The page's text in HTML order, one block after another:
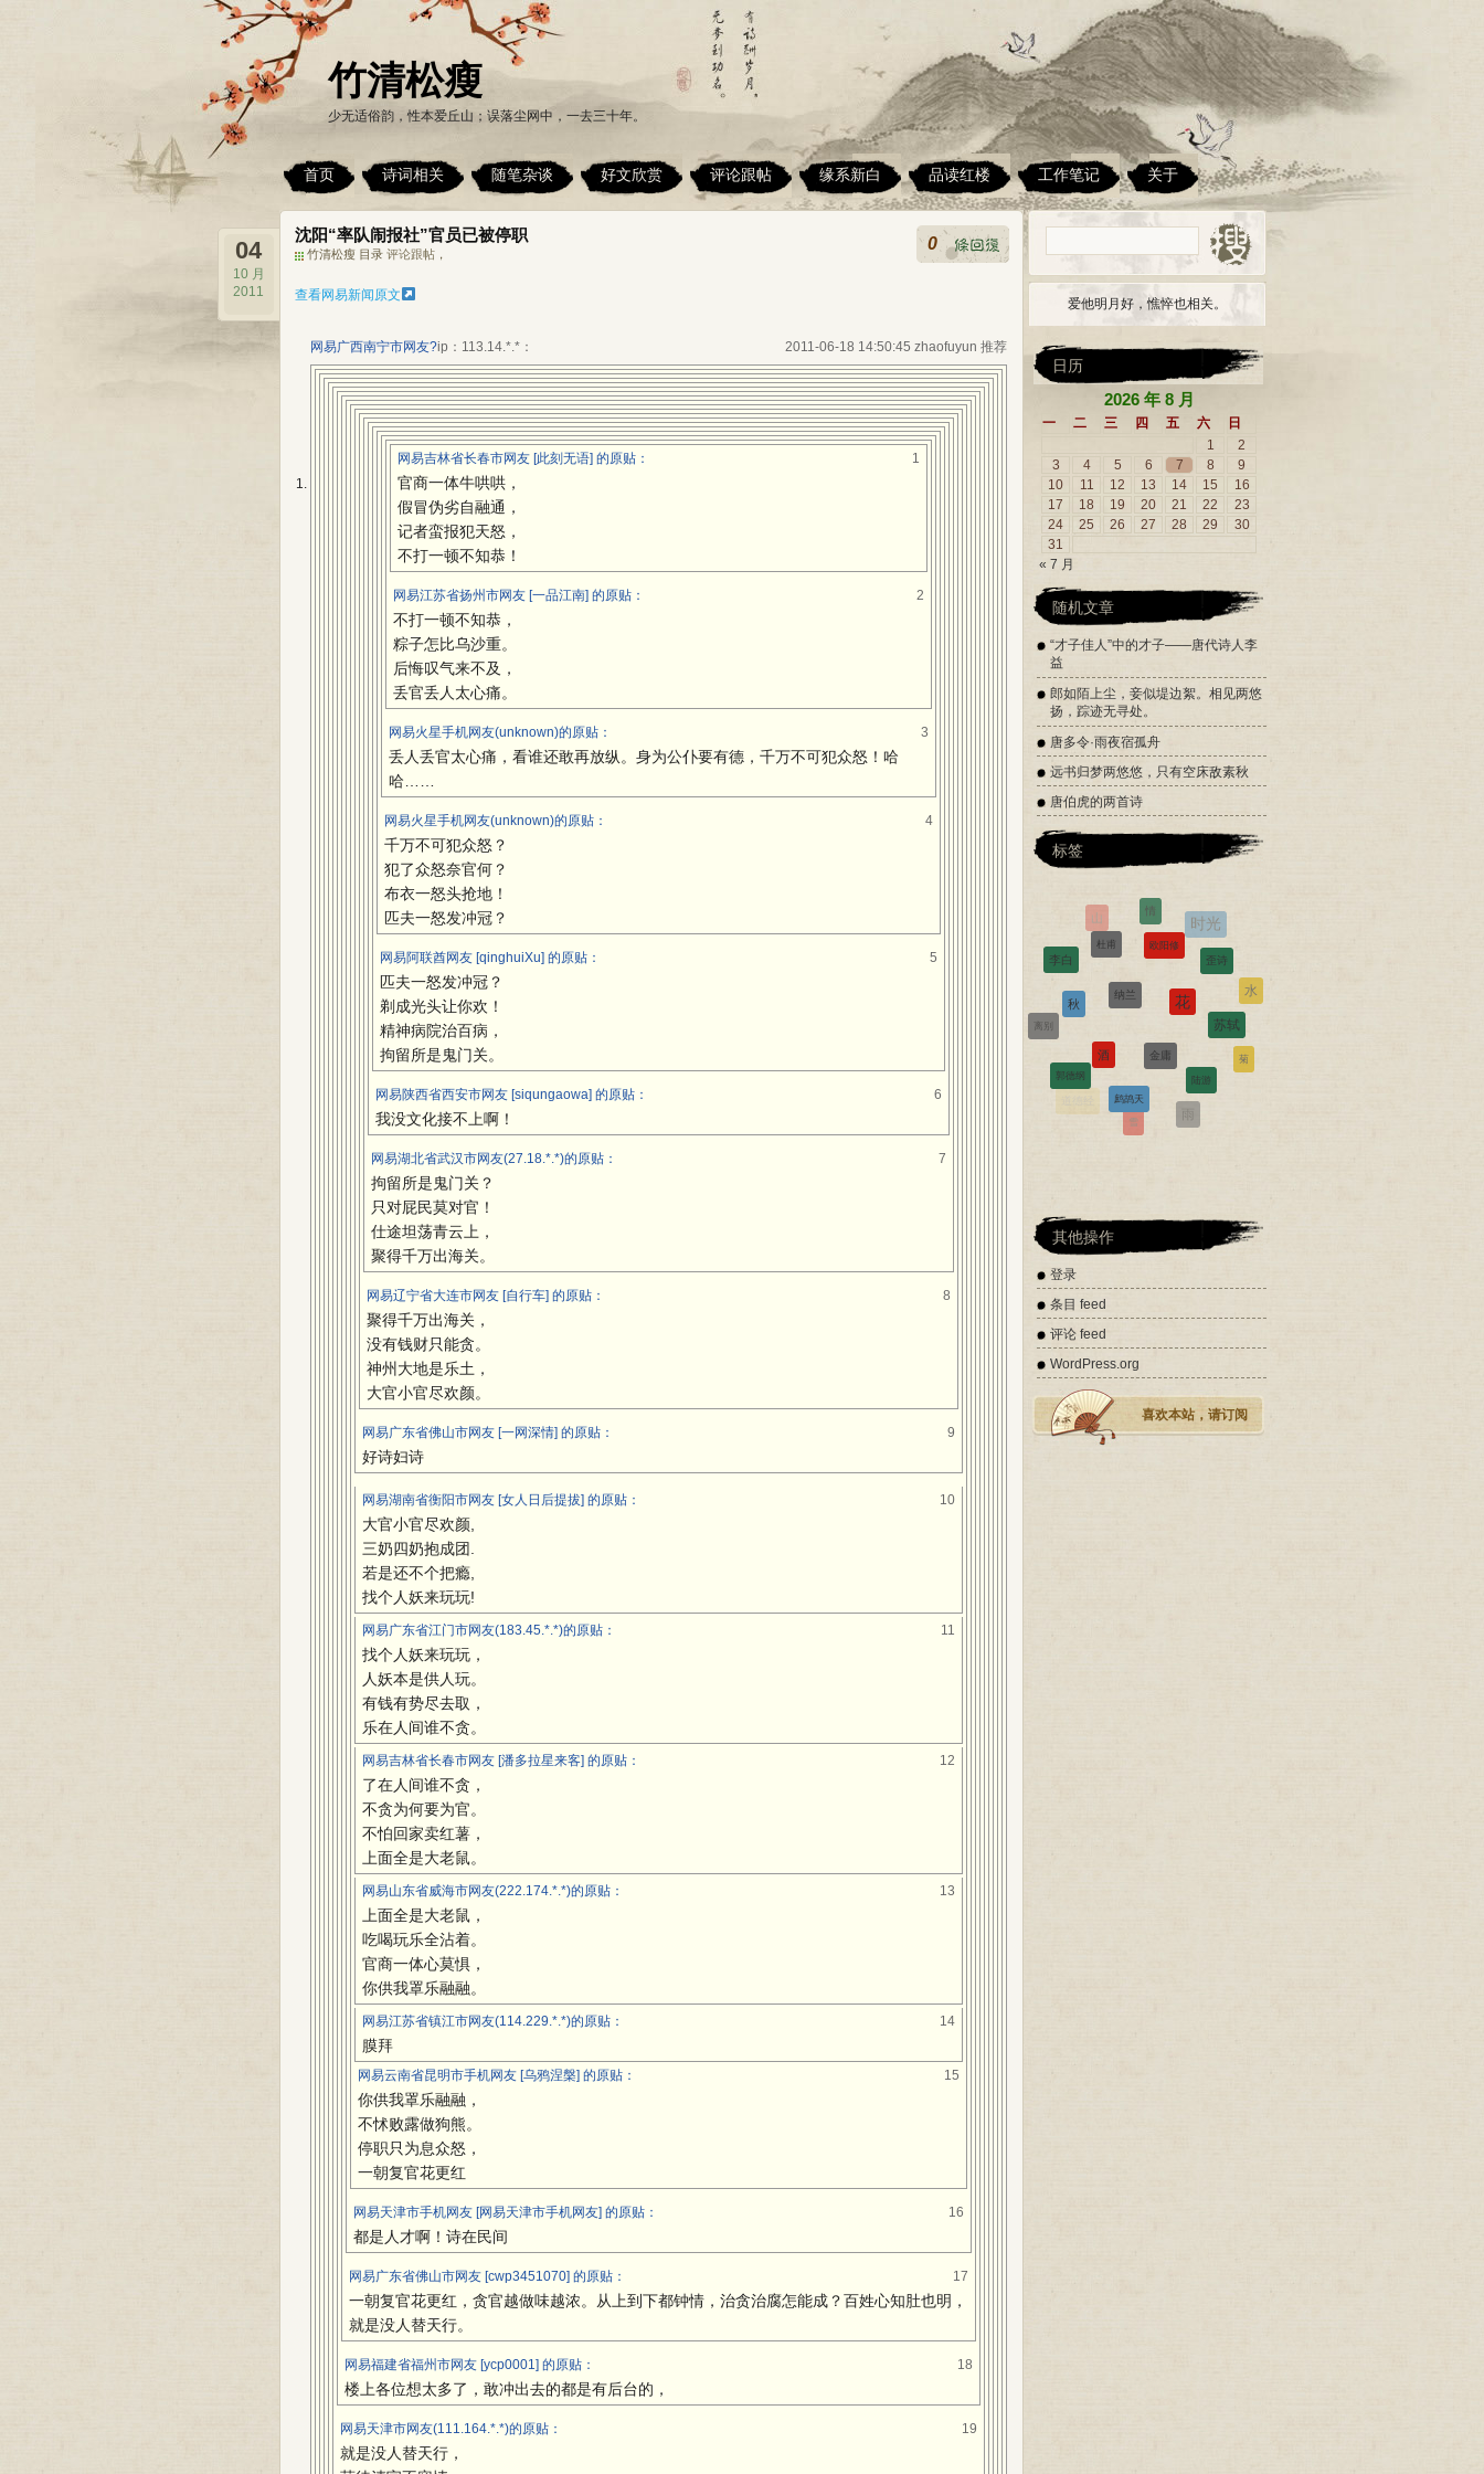
竹清松瘦
少无适俗韵，性本爱丘山；误落尘网中，一去三十年。
首页 诗词相关 随笔杂谈 好文欣赏 评论跟帖 缘系新白 品读红楼 工作笔记 关于
沈阳“率队闹报社”官员已被停职
竹清松瘦 目录 评论跟帖 ，
04
10 月
2011
0
查看网易新闻原文
网易广西南宁市网友?ip：113.14.*.*： 2011-06-18 14:50:45 zhaofuyun 推荐
网易吉林省长春市网友 [此刻无语] 的原贴： 1
官商一体牛哄哄，
假冒伪劣自融通，
记者蛮报犯天怒，
不打一顿不知恭！
网易江苏省扬州市网友 [一品江南] 的原贴： 2
不打一顿不知恭，
粽子怎比乌沙重。
后悔叹气来不及，
丢官丢人太心痛。
网易火星手机网友(unknown)的原贴： 3
丢人丢官太心痛，看谁还敢再放纵。身为公仆要有德，千万不可犯众怒！哈
哈……
网易火星手机网友(unknown)的原贴： 4
千万不可犯众怒？
犯了众怒奈官何？
布衣一怒头抢地！
匹夫一怒发冲冠？
网易阿联酋网友 [qinghuiXu] 的原贴： 5
匹夫一怒发冲冠？
剃成光头让你欢！
精神病院治百病，
拘留所是鬼门关。
网易陕西省西安市网友 [siqungaowa] 的原贴： 6
我没文化接不上啊！
网易湖北省武汉市网友(27.18.*.*)的原贴： 7
拘留所是鬼门关？
只对屁民莫对官！
仕途坦荡青云上，
聚得千万出海关。
网易辽宁省大连市网友 [自行车] 的原贴： 8
聚得千万出海关，
没有钱财只能贪。
神州大地是乐土，
大官小官尽欢颜。
网易广东省佛山市网友 [一网深情] 的原贴： 9
好诗妇诗
网易湖南省衡阳市网友 [女人日后提拔] 的原贴： 10
大官小官尽欢颜,
三奶四奶抱成团.
若是还不个把瘾,
找个人妖来玩玩!
网易广东省江门市网友(183.45.*.*)的原贴： 11
找个人妖来玩玩，
人妖本是供人玩。
有钱有势尽去取，
乐在人间谁不贪。
网易吉林省长春市网友 [潘多拉星来客] 的原贴： 12
了在人间谁不贪，
不贪为何要为官。
不怕回家卖红薯，
上面全是大老鼠。
网易山东省威海市网友(222.174.*.*)的原贴： 13
上面全是大老鼠，
吃喝玩乐全沾着。
官商一体心莫惧，
你供我罩乐融融。
网易江苏省镇江市网友(114.229.*.*)的原贴： 14
膜拜
网易云南省昆明市手机网友 [乌鸦涅槃] 的原贴： 15
你供我罩乐融融，
不怵败露做狗熊。
停职只为息众怒，
一朝复官花更红
网易天津市手机网友 [网易天津市手机网友] 的原贴： 16
都是人才啊！诗在民间
网易广东省佛山市网友 [cwp3451070] 的原贴： 17
一朝复官花更红，贪官越做味越浓。从上到下都钟情，治贪治腐怎能成？百姓心知肚也明，
就是没人替天行。
网易福建省福州市网友 [ycp0001] 的原贴： 18
楼上各位想太多了，敢冲出去的都是有后台的，
网易天津市网友(111.164.*.*)的原贴： 19
就是没人替天行，
爱他明月好，憔悴也相关。
日历
2026 年 8 月
一 二 三 四 五 六
日
1
2
3
4 5 6 7 8
9
10
11 12 13 14 15
16
17
18 19 20 21 22
23
24
25 26 27 28 29
30
31
« 7 月
随机文章
“才子佳人”中的才子——唐代诗人李
益
郎如陌上尘，妾似堤边絮。相见两悠
扬，踪迹无寻处。
唐多令·雨夜宿孤舟
远书归梦两悠悠，只有空床敌素秋
唐伯虎的两首诗
标签
李白
杜甫 欧阳修
歪诗
水
秋
纳兰 花
菊
辛弃疾
道德经
郭德纲 陆游
雨
雪
其他操作
登录
条目 feed
评论 feed
WordPress.org
喜欢本站，请订阅